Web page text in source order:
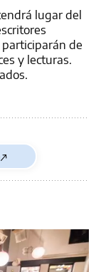
lugar del
de
y lecturas.